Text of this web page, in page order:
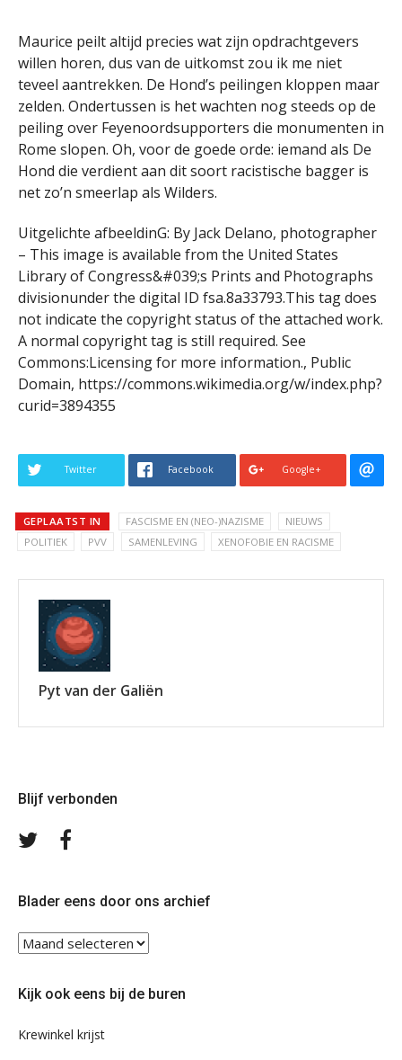
Maurice peilt altijd precies wat zijn opdrachtgevers
willen horen, dus van de uitkomst zou ik me niet
teveel aantrekken. De Hond’s peilingen kloppen maar
zelden. Ondertussen is het wachten nog steeds op de
peiling over Feyenoordsupporters die monumenten in
Rome slopen. Oh, voor de goede orde: iemand als De
Hond die verdient aan dit soort racistische bagger is
net zo’n smeerlap als Wilders.
Uitgelichte afbeeldinG: By Jack Delano, photographer
– This image is available from the United States
Library of Congress&#039;s Prints and Photographs
divisionunder the digital ID fsa.8a33793.This tag does
not indicate the copyright status of the attached work.
A normal copyright tag is still required. See
Commons:Licensing for more information., Public
Domain, https://commons.wikimedia.org/w/index.php?
curid=3894355
Twitter Facebook Google+
GEPLAATST IN FASCISME EN (NEO-)NAZISME
NIEUWS
POLITIEK
PVV SAMENLEVING XENOFOBIE EN RACISME
Pyt van der Galiën
Blijf verbonden
Volg
Blader eens door ons archief
Blader
ons
Kijk ook eens bij de buren
Krewinkel krijst